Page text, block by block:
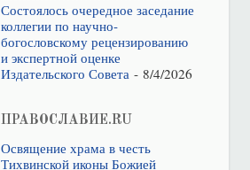
Состоялось очередное заседание
коллегии по научно-
богословскому рецензированию
и экспертной оценке
Издательского Совета- 8/4/2026
ПРАВОСЛАВИЕ.RU
Освящение храма в честь
Тихвинской иконы Божией